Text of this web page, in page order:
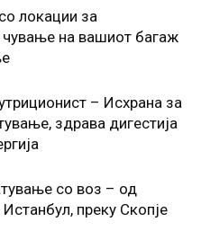
локации за
на вашиот багаж
– Исхрана за
здрава дигестија
со воз – од
преку Скопје